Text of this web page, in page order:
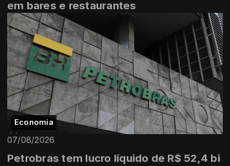
em bares e restaurantes
Economia
07/08/2026
Petrobras tem lucro líquido de R$ 52,4 bi